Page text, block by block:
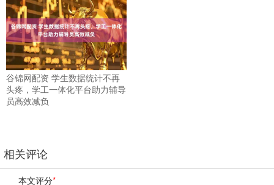
谷锦网配资 学生数据统计不再
头疼，学工一体化平台助力辅导
员高效减负
相关评论
本文评分*